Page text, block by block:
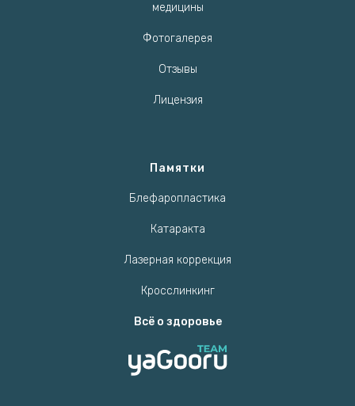
медицины
Фотогалерея
Отзывы
Лицензия
Памятки
Блефаропластика
Катаракта
Лазерная коррекция
Кросслинкинг
Всё о здоровье